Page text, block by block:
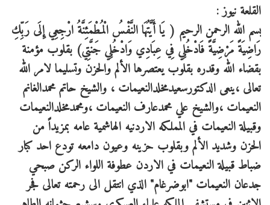
القلعة نيوز :
بسم الله الرحمن الرحيم ( يَا أَيَّتُهَا النَّفْسُ الْمُطْمَئِنَّةُ ارْجِعِي إِلَى رَبِّكِ
رَاضِيَةً مَرْضِيَّةً فَادْخُلِي فِي عِبَادِي وَادْخُلِي جَنَّتِي) بقلوب مؤمنة
بقضاء الله وقدره بقلوب يعتصرها الألم والحزن وتسليما لامر الله
تعالى ،ينعى الدكتورسعيدمخلدالنعيمات ، والشيخ حاتم محمدالغانم
النعيمات ،والشيخ علي محمدعارف النعيمات ،ومحمدمخلدالنعيمات
وقبيلة النعيمات في المملكه الاردنيه الهاشمية عامه بمزيداً من
الحزن وشديد الألم وبقلوب حزينه وعيون دامعه تودع احد كبار
ضباط قبيلة النعيمات في الاردن عطوفة اللواء الركن صبحي
جدعان النعيمات "ابوضرغام" الذي انتقل الى رحمته تعالى فجر